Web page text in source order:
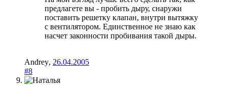
предлагете вы - пробить дыру, снаружи
поставить решетку клапан, внутри вытяжку
с вентилятором. Единственное не знаю как
насчет законности пробивания такой дыры.
Andrey, 26.04.2005
#8